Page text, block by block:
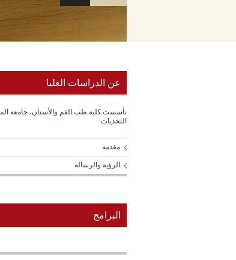
عن الدراسات العليا
التحديات
مقدمة
الرؤية والرسالة
البرامج